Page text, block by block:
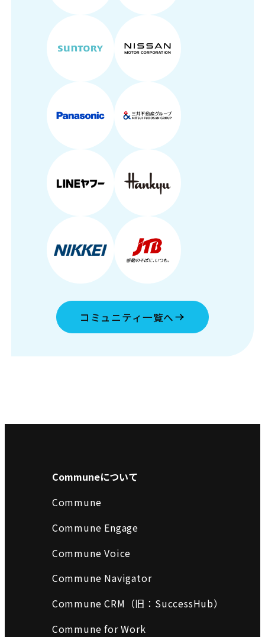
コミュニティ一覧へ
Communeについて
Commune
Commune Engage
Commune Voice
Commune Navigator
Commune CRM（旧：SuccessHub）
Commune for Work